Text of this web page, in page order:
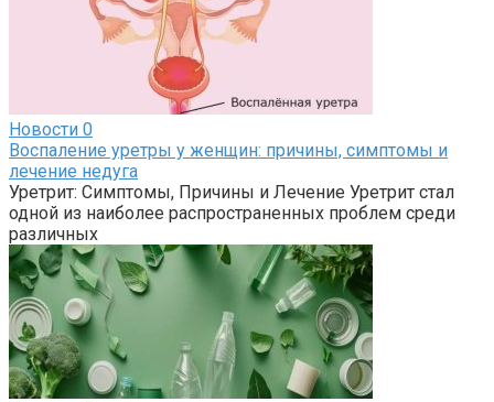
Новости 0
Воспаление уретры у женщин: причины, симптомы и
лечение недуга
Уретрит: Симптомы, Причины и Лечение Уретрит стал
одной из наиболее распространенных проблем среди
различных